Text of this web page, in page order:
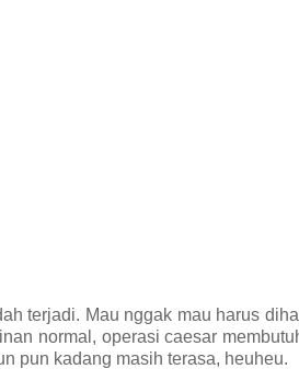
terjadi. Mau nggak mau harus
normal, operasi caesar
pun kadang masih terasa, heuheu.